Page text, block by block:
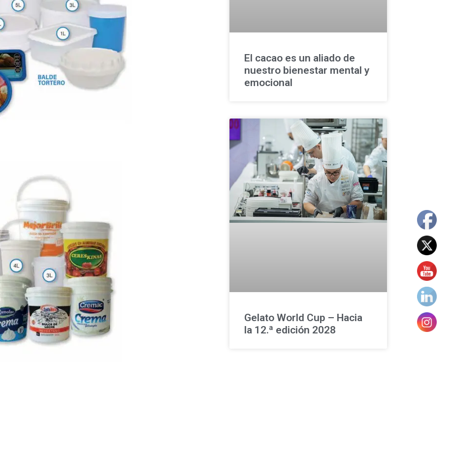
El cacao es un aliado de
nuestro bienestar mental y
emocional
Gelato World Cup – Hacia
la 12.ª edición 2028